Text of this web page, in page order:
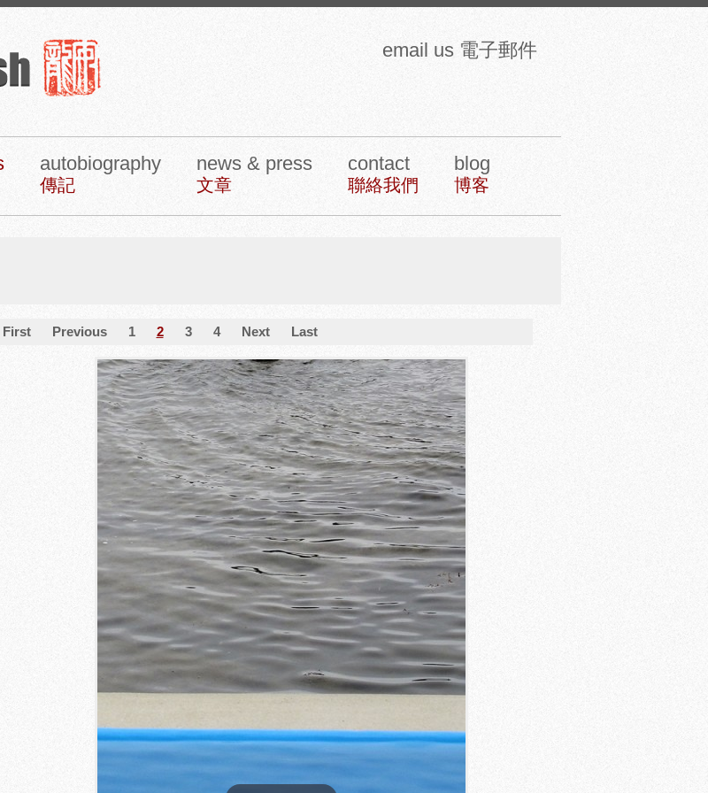
email us 電子郵件
autobiography
傳記
news & press
文章
contact
聯絡我們
blog
博客
First Previous 1 2 3 4 Next Last